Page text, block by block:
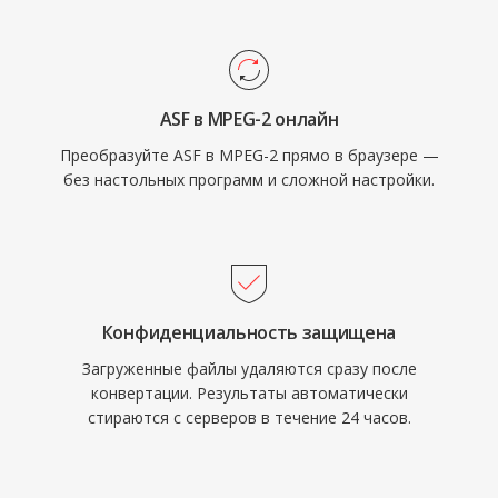
инфраструктуру Windows Media Services.
качества. Транспортный потоковый уровень
обеспечивает надёжное
мультиплексирование с механизмами
устойчивости к ошибкам, необходимыми
для вещания по зашумлённым каналам,
MPEG-2 поддерживает разрешения до
битрейтами до 80 Мбит/с в
профессиональных конфигурациях. Хотя
более новые кодеки H.264 и HEVC
ASF в MPEG-2 онлайн
Преобразуйте ASF в MPEG-2 прямо в браузере —
без настольных программ и сложной настройки.
Конфиденциальность защищена
Загруженные файлы удаляются сразу после
конвертации. Результаты автоматически
стираются с серверов в течение 24 часов.